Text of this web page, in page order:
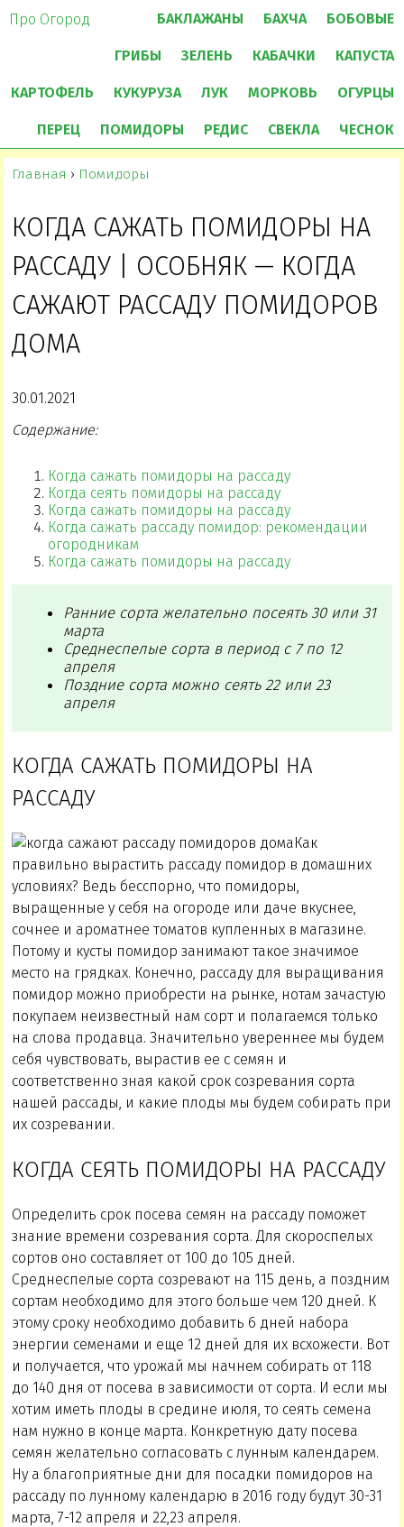
Про Огород БАКЛАЖАНЫ БАХЧА БОБОВЫЕ
ГРИБЫ ЗЕЛЕНЬ КАБАЧКИ КАПУСТА
КАРТОФЕЛЬ КУКУРУЗА ЛУК МОРКОВЬ ОГУРЦЫ
ПЕРЕЦ ПОМИДОРЫ РЕДИС СВЕКЛА ЧЕСНОК
Главная › Помидоры
КОГДА САЖАТЬ ПОМИДОРЫ НА
РАССАДУ | ОСОБНЯК — КОГДА
САЖАЮТ РАССАДУ ПОМИДОРОВ
ДОМА
30.01.2021
Содержание:
Когда сажать помидоры на рассаду
Когда сеять помидоры на рассаду
Когда сажать помидоры на рассаду
Когда сажать рассаду помидор: рекомендации
огородникам
Когда сажать помидоры на рассаду
Ранние сорта желательно посеять 30 или 31
марта
Среднеспелые сорта в период с 7 по 12
апреля
Поздние сорта можно сеять 22 или 23
апреля
КОГДА САЖАТЬ ПОМИДОРЫ НА
РАССАДУ
Как
правильно вырастить рассаду помидор в домашних
условиях? Ведь бесспорно, что помидоры,
выращенные у себя на огороде или даче вкуснее,
сочнее и ароматнее томатов купленных в магазине.
Потому и кусты помидор занимают такое значимое
место на грядках. Конечно, рассаду для выращивания
помидор можно приобрести на рынке, нотам зачастую
покупаем неизвестный нам сорт и полагаемся только
на слова продавца. Значительно увереннее мы будем
себя чувствовать, вырастив ее с семян и
соответственно зная какой срок созревания сорта
нашей рассады, и какие плоды мы будем собирать при
их созревании.
КОГДА СЕЯТЬ ПОМИДОРЫ НА РАССАДУ
Определить срок посева семян на рассаду поможет
знание времени созревания сорта. Для скороспелых
сортов оно составляет от 100 до 105 дней.
Среднеспелые сорта созревают на 115 день, а поздним
сортам необходимо для этого больше чем 120 дней. К
этому сроку необходимо добавить 6 дней набора
энергии семенами и еще 12 дней для их всхожести. Вот
и получается, что урожай мы начнем собирать от 118
до 140 дня от посева в зависимости от сорта. И если мы
хотим иметь плоды в средине июля, то сеять семена
нам нужно в конце марта. Конкретную дату посева
семян желательно согласовать с лунным календарем.
Ну а благоприятные дни для посадки помидоров на
рассаду по лунному календарю в 2016 году будут 30-31
марта, 7-12 апреля и 22,23 апреля.